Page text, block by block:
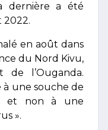
dernière a été
2022.
en août dans
du Nord Kivu,
l’Ouganda.
à une souche de
et non à une
».